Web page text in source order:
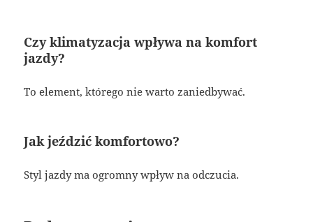
Czy klimatyzacja wpływa na komfort
jazdy?
To element, którego nie warto zaniedbywać.
Jak jeździć komfortowo?
Styl jazdy ma ogromny wpływ na odczucia.